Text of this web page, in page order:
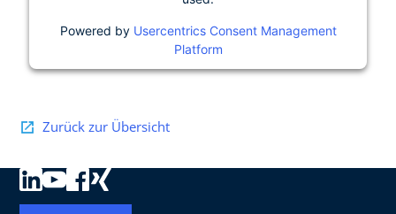
Powered by Usercentrics Consent Management
Platform
Zurück zur Übersicht